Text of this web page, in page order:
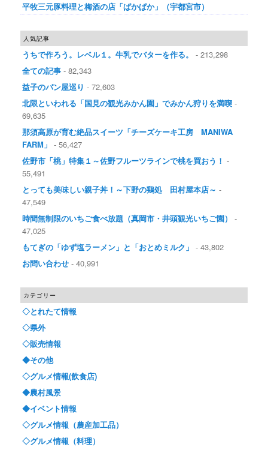
平牧三元豚料理と梅酒の店「ぱかぱか」（宇都宮市）
人気記事
うちで作ろう。レベル１。牛乳でバターを作る。
- 213,298
全ての記事 - 82,343
益子のパン屋巡り - 72,603
北限といわれる「国見の観光みかん園」でみかん狩りを満喫 -
69,635
那須高原が育む絶品スイーツ「チーズケーキ工房 MANIWA
FARM」 - 56,427
佐野市「桃」特集１～佐野フルーツラインで桃を買おう！ -
55,491
とっても美味しい親子丼！～下野の鶏処 田村屋本店～ -
47,549
時間無制限のいちご食べ放題（真岡市・井頭観光いちご園）
-
47,025
もてぎの「ゆず塩ラーメン」と「おとめミルク」 - 43,802
お問い合わせ - 40,991
カテゴリー
◇とれたて情報
◇県外
◇販売情報
◆その他
◇グルメ情報(飲食店)
◆農村風景
◆イベント情報
◇グルメ情報（農産加工品）
◇グルメ情報（料理）